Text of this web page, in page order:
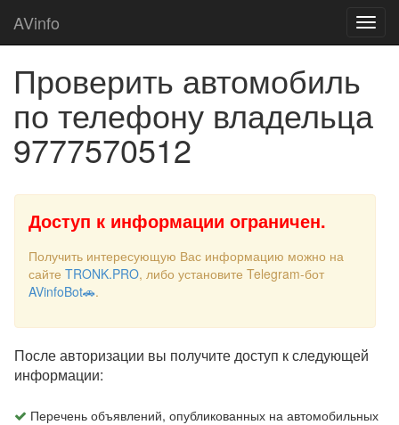
AVinfo
Проверить автомобиль
по телефону владельца
9777570512
Доступ к информации ограничен.
Получить интересующую Вас информацию можно на
сайте TRONK.PRO, либо установите Telegram-бот
AVinfoBot🚗.
После авторизации вы получите доступ к следующей
информации:
Перечень объявлений, опубликованных на автомобильных